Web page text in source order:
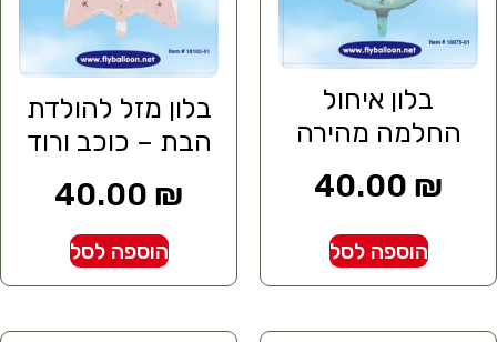
בלון איחול
החלמה מהירה
40.00 ₪
הוספה לסל
בלון מזל להולדת
הבת – כוכב ורוד
40.00 ₪
הוספה לסל